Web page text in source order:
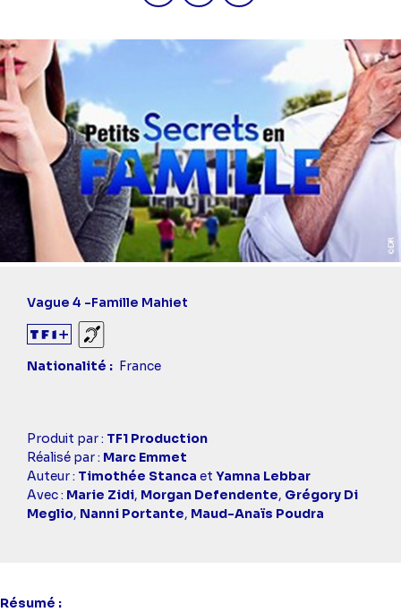
Vague 4 -Famille Mahiet
Sourds et malentendants
Nationalité
France
Casting
simba
Produit par : TF1 Production
Réalisé par : Marc Emmet
Auteur : Timothée Stanca et Yamna Lebbar
Avec : Marie Zidi, Morgan Defendente, Grégory Di
Meglio, Nanni Portante, Maud-Anaïs Poudra
Résumé